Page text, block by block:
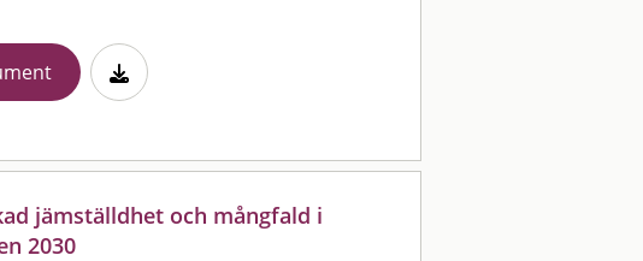
jämställdhet och mångfald i
2030